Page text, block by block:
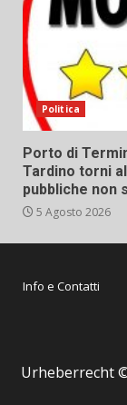
Politica
Porto di
Tardino torni
pubbliche non
5 Agosto 2026
Info e Contatti
Urheberrecht